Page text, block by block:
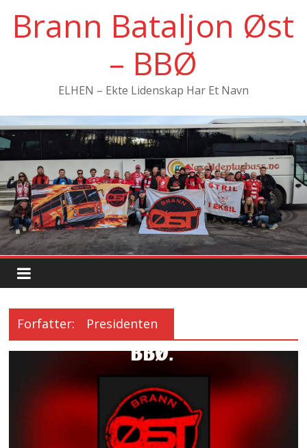
innholdet
Brann Bataljon Øst
– BBØ
ELHEN – Ekte Lidenskap Har Et Navn
Forfatter: Presidenten